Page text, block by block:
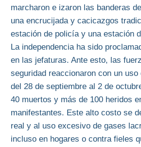
marcharon e izaron las banderas
una encrucijada y cacicazgos
estación de policía y una estación
La independencia ha sido
en las jefaturas. Ante esto, las
seguridad reaccionaron con un uso
del 28 de septiembre al 2 de
40 muertos y más de 100 heridos
manifestantes. Este alto costo se
real y al uso excesivo de gases
incluso en hogares o contra fieles